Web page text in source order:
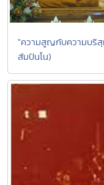
"ความสูญกับความบริ
สัมปันโน)